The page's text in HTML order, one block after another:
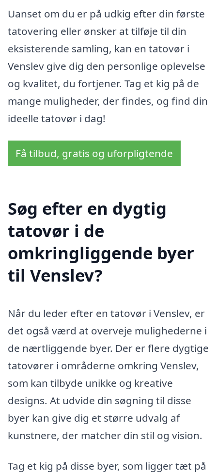
Uanset om du er på udkig efter din første
tatovering eller ønsker at tilføje til din
eksisterende samling, kan en tatovør i
Venslev give dig den personlige oplevelse
og kvalitet, du fortjener. Tag et kig på de
mange muligheder, der findes, og find din
ideelle tatovør i dag!
Få tilbud, gratis og uforpligtende
Søg efter en dygtig
tatovør i de
omkringliggende byer
til Venslev?
Når du leder efter en tatovør i Venslev, er
det også værd at overveje mulighederne i
de nærtliggende byer. Der er flere dygtige
tatovører i områderne omkring Venslev,
som kan tilbyde unikke og kreative
designs. At udvide din søgning til disse
byer kan give dig et større udvalg af
kunstnere, der matcher din stil og vision.
Tag et kig på disse byer, som ligger tæt på